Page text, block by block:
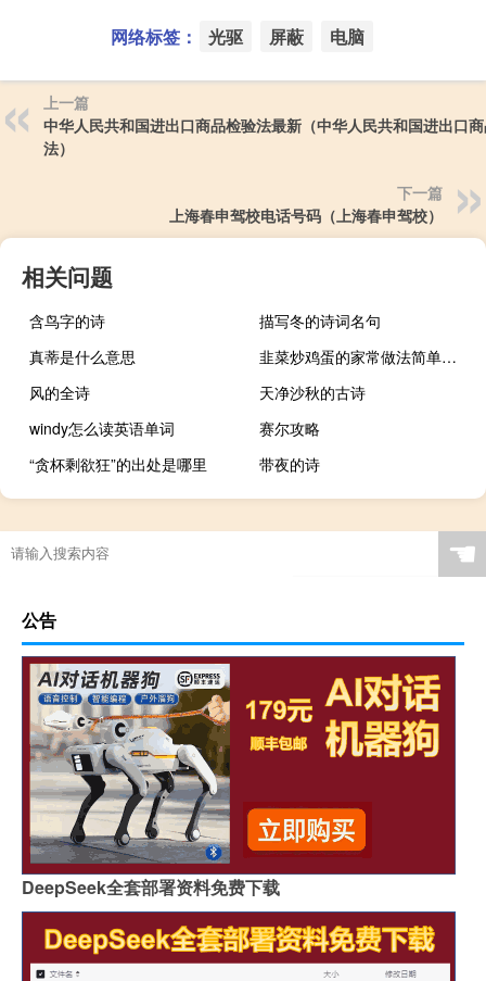
网络标签： 光驱 屏蔽 电脑
上一篇
中华人民共和国进出口商品检验法最新（中华人民共和国进出口
法）
下一篇
上海春申驾校电话号码（上海春申驾校）
相关问题
含鸟字的诗
描写冬的诗词名句
真蒂是什么意思
韭菜炒鸡蛋的家常做法简单（韭菜炒鸡蛋的家常做法）
风的全诗
天净沙秋的古诗
windy怎么读英语单词
赛尔攻略
“贪杯剩欲狂”的出处是哪里
带夜的诗
☚
公告
DeepSeek全套部署资料免费下载